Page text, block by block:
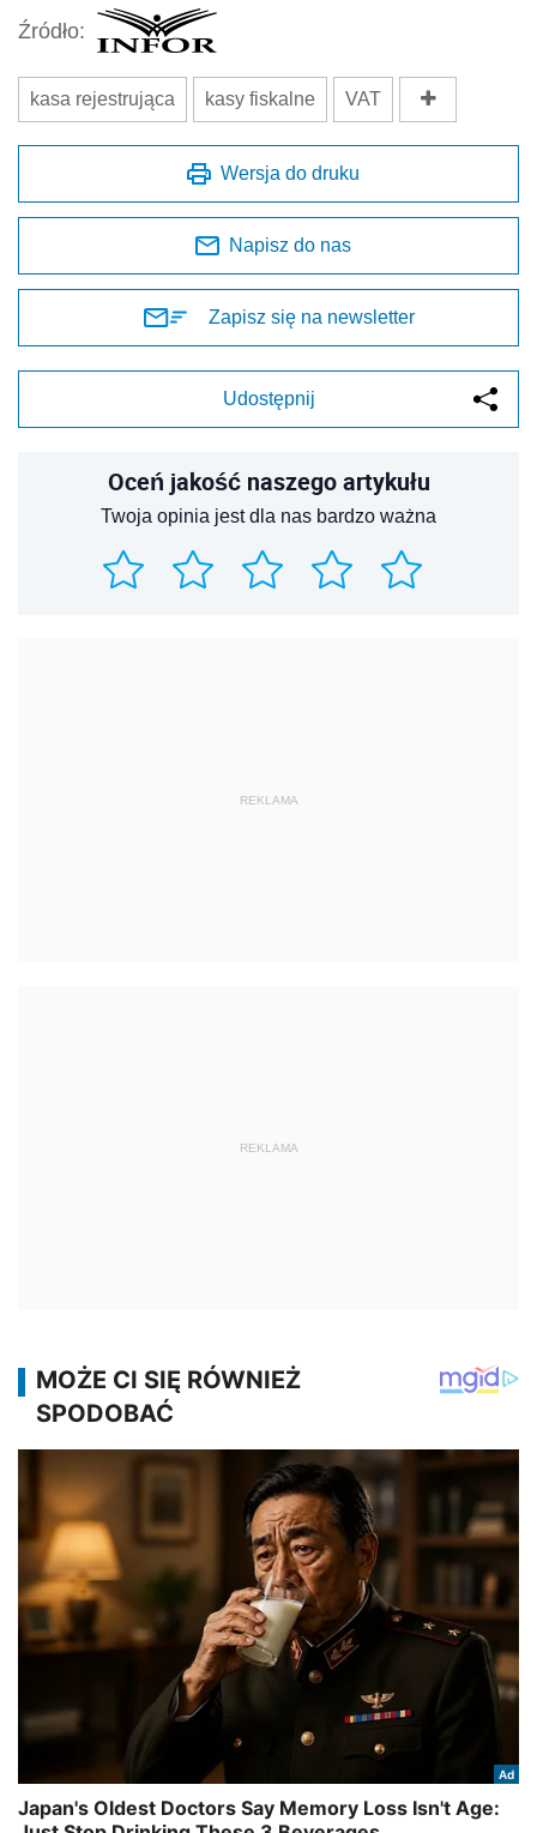
Źródło:
kasa rejestrująca kasy fiskalne VAT
Wersja do druku
Napisz do nas
Zapisz się na newsletter
Udostępnij
Oceń jakość naszego artykułu
Twoja opinia jest dla nas bardzo ważna
REKLAMA
REKLAMA